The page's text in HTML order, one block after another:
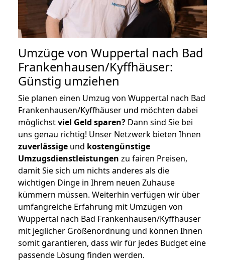
Umzüge von Wuppertal nach Bad
Frankenhausen/Kyffhäuser:
Günstig umziehen
Sie planen einen Umzug von Wuppertal nach Bad
Frankenhausen/Kyffhäuser und möchten dabei
möglichstviel Geld sparen? Dann sind Sie bei
uns genau richtig! Unser Netzwerk bieten Ihnen
zuverlässige und kostengünstige
Umzugsdienstleistungen zu fairen Preisen,
damit Sie sich um nichts anderes als die
wichtigen Dinge in Ihrem neuen Zuhause
kümmern müssen. Weiterhin verfügen wir über
umfangreiche Erfahrung mit Umzügen von
Wuppertal nach Bad Frankenhausen/Kyffhäuser
mit jeglicher Größenordnung und können Ihnen
somit garantieren, dass wir für jedes Budget eine
passende Lösung finden werden.